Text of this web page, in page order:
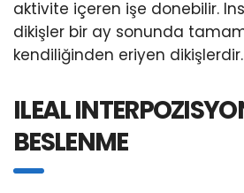
aktivite içeren işe donebilir.
dikişler bir ay sonunda
kendiliğinden eriyen dikişlerdir.
ILEAL
BESLENME